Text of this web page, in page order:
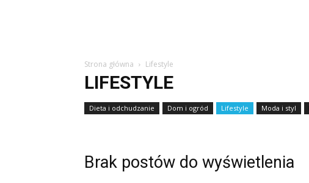
Strona główna Lifestyle
LIFESTYLE
Dieta i odchudzanie Dom i ogród Lifestyle Moda i styl
Brak postów do wyświetlenia